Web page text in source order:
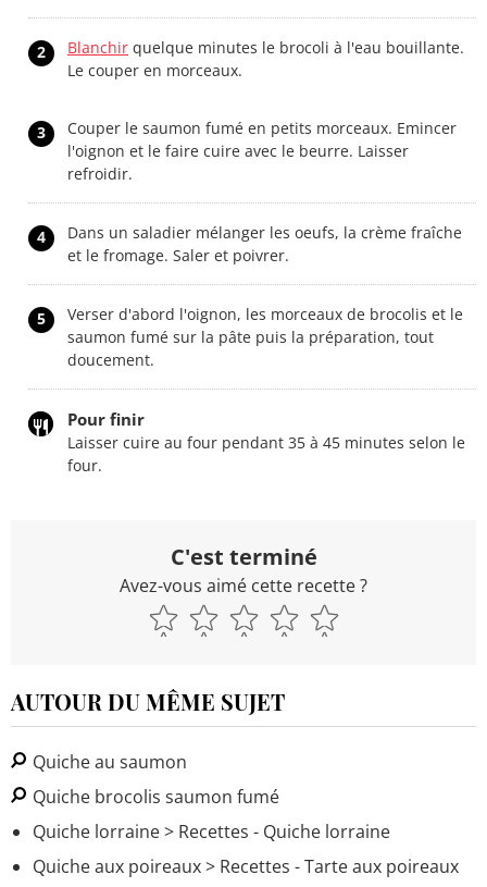
2 Blanchir quelque minutes le brocoli à l'eau bouillante.
Le couper en morceaux.
3
Couper le saumon fumé en petits morceaux. Emincer
l'oignon et le faire cuire avec le beurre. Laisser
refroidir.
4
Dans un saladier mélanger les oeufs, la crème fraîche
et le fromage. Saler et poivrer.
5
Verser d'abord l'oignon, les morceaux de brocolis et le
saumon fumé sur la pâte puis la préparation, tout
doucement.
Pour finir
Laisser cuire au four pendant 35 à 45 minutes selon le
four.
C'est terminé
Avez-vous aimé cette recette ?
AUTOUR DU MÊME SUJET
Quiche au saumon
Quiche brocolis saumon fumé
Quiche lorraine> Recettes - Quiche lorraine
Quiche aux poireaux> Recettes - Tarte aux poireaux